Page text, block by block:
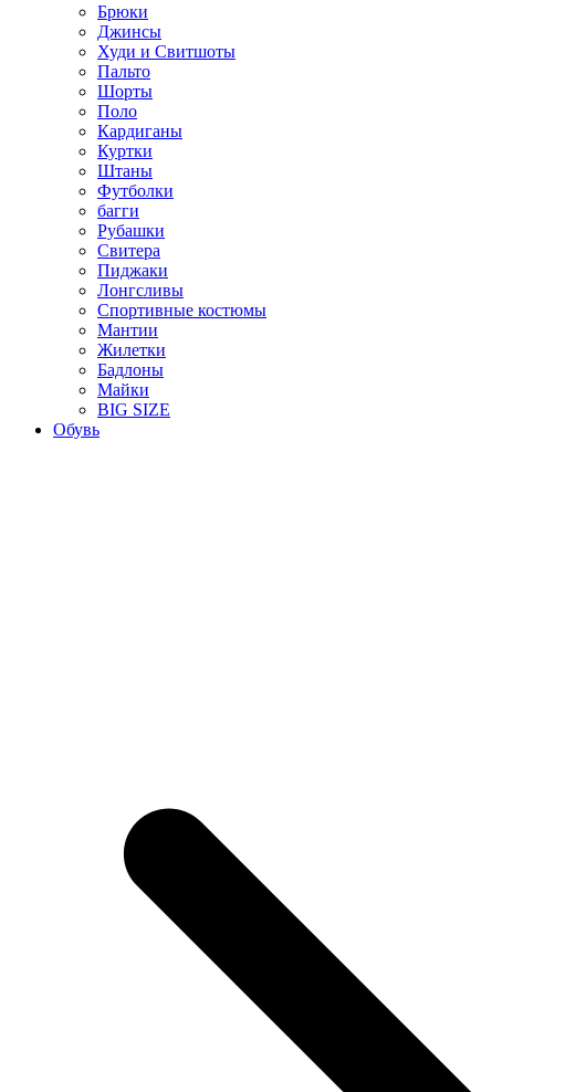
Брюки
Джинсы
Худи и Свитшоты
Пальто
Шорты
Поло
Кардиганы
Куртки
Штаны
Футболки
багги
Рубашки
Свитера
Пиджаки
Лонгсливы
Спортивные костюмы
Мантии
Жилетки
Бадлоны
Майки
BIG SIZE
Обувь